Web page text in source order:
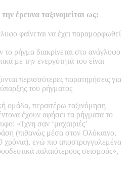
έρευνα ταξινομείται ως:
φαίνεται να έχει παραμορφωθεί
το ρήγμα διακρίνεται στο ανάγλυφο
με την ενεργότητά του είναι
περισσότερες παρατηρήσεις για
του ρήγματος
ομάδα, περαιτέρω ταξινόμηση
έχουν αφήσει τα ρήγματα το
«Ίχνη σαν ‘μαχαιριές’
(πιθανώς μέσα στον Ολόκαινο,
χρόνια), ενώ πιο αποστρογγυλεμένα
παλαιότερους σεισμούς»,